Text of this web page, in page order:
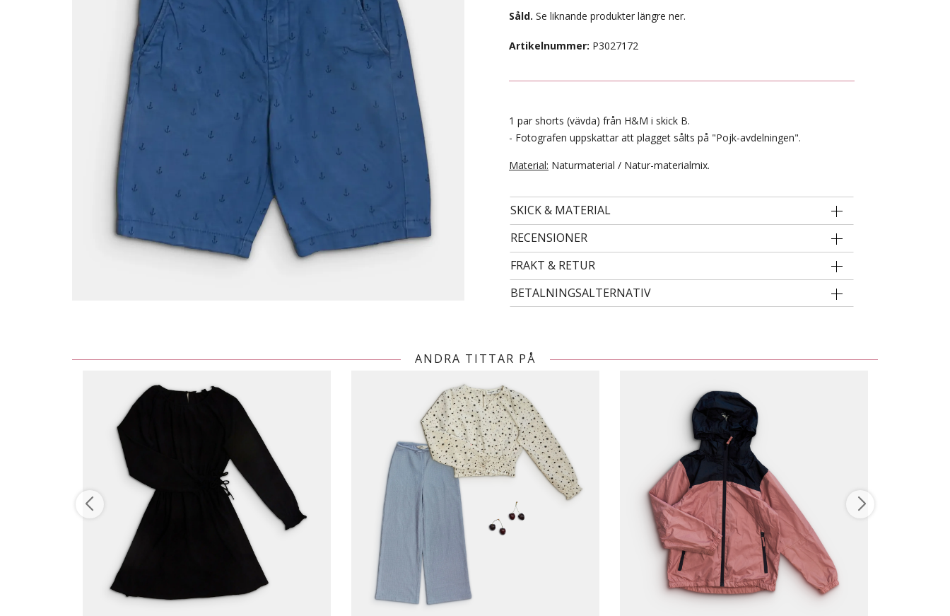
- STORLEK 24 -
Såld. Se liknande produkter längre ner.
Artikelnummer: P3027172
1 par shorts (vävda) från H&M i skick B.
- Fotografen uppskattar att plagget sålts på "Pojk-avdelningen".
Material: Naturmaterial / Natur-materialmix.
SKICK & MATERIAL
RECENSIONER
FRAKT & RETUR
BETALNINGSALTERNATIV
ANDRA TITTAR PÅ